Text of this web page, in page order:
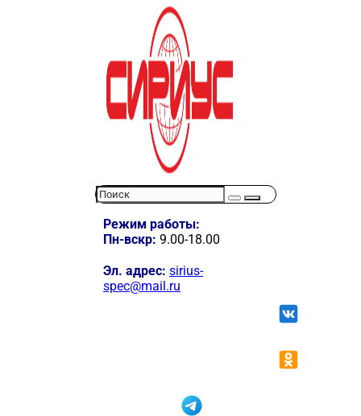
Режим работы:
Пн-вскр: 9.00-18.00
Эл. адрес: sirius-
spec@mail.ru